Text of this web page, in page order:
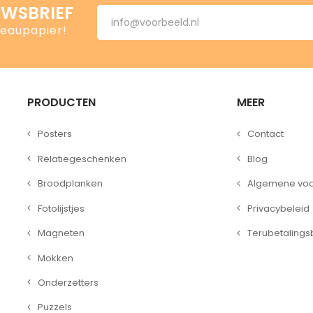
PRODUCTEN
Posters
Relatiegeschenken
Broodplanken
Fotolijstjes
Magneten
Mokken
Onderzetters
Puzzels
MEER
Contact
Blog
Algemene
Privacybeleid